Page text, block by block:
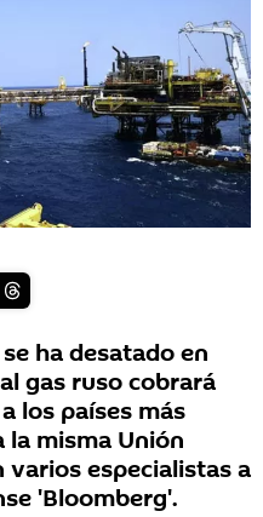
ha desatado en
gas ruso cobrará
los países más
la misma Unión
varios especialistas a
'Bloomberg'.